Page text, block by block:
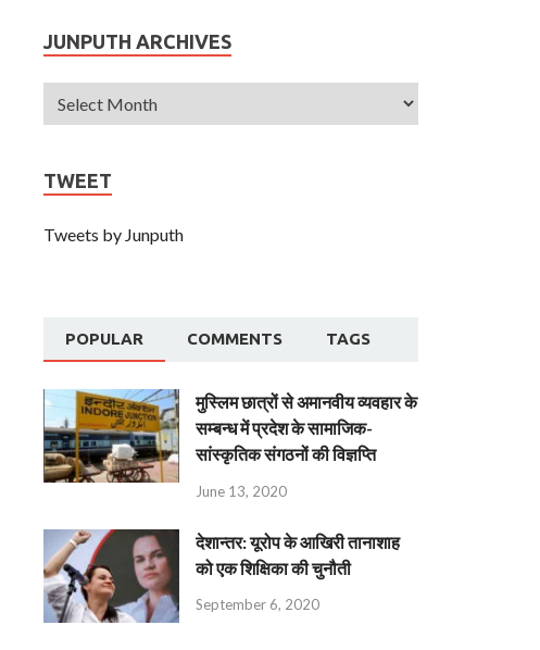
JUNPUTH ARCHIVES
TWEET
Tweets by Junputh
POPULAR COMMENTS TAGS
मुस्लिम छात्रों से अमानवीय व्यवहार के
सम्बन्ध में प्रदेश के सामाजिक-
सांस्कृतिक संगठनों की विज्ञप्ति
June 13, 2020
देशान्‍तर: यूरोप के आखिरी तानाशाह
को एक शिक्षिका की चुनौती
September 6, 2020